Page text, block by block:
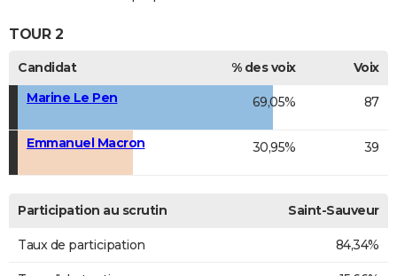
Bricolage
Lifestyle
Culture
Sport
Auto
Television
Voyage
Cinema
TOUR 2
Candidat % des voix
Voix
Marine Le Pen
69,05% 87
Emmanuel Macron 30,95% 39
Participation au scrutin Saint-Sauveur
Taux de participation 84,34%